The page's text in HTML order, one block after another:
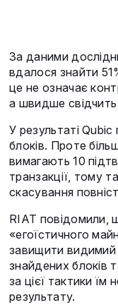
За даними
вдалося знайти
це не означає
а швидше
У результаті Qubic
блоків. Проте
вимагають 10
транзакції, тому
скасування
RIAT повідомили,
«егоїстичного
завищити
знайдених блоків
за цієї тактики
результату.